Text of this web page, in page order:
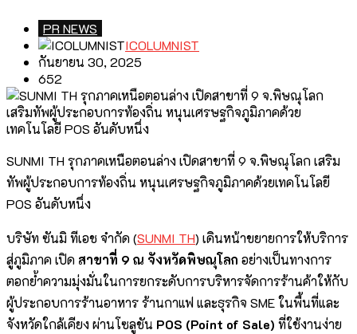
PR NEWS
ICOLUMNIST
กันยายน 30, 2025
652
SUNMI TH รุกภาคเหนือตอนล่าง เปิดสาขาที่ 9 จ.พิษณุโลก เสริม
ทัพผู้ประกอบการท้องถิ่น หนุนเศรษฐกิจภูมิภาคด้วยเทคโนโลยี
POS อันดับหนึ่ง
บริษัท ซันมิ ทีเอช จำกัด (SUNMI TH) เดินหน้าขยายการให้บริการ
สู่ภูมิภาค เปิด สาขาที่ 9 ณ จังหวัดพิษณุโลก อย่างเป็นทางการ
ตอกย้ำความมุ่งมั่นในการยกระดับการบริหารจัดการร้านค้าให้กับ
ผู้ประกอบการร้านอาหาร ร้านกาแฟ และธุรกิจ SME ในพื้นที่และ
จังหวัดใกล้เคียง ผ่านโซลูชัน POS (Point of Sale) ที่ใช้งานง่าย